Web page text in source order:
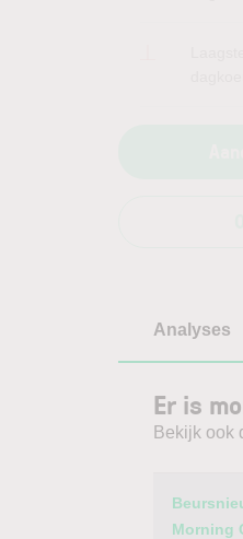
Analyses
Er is
Bekijk ook
Category
Morning